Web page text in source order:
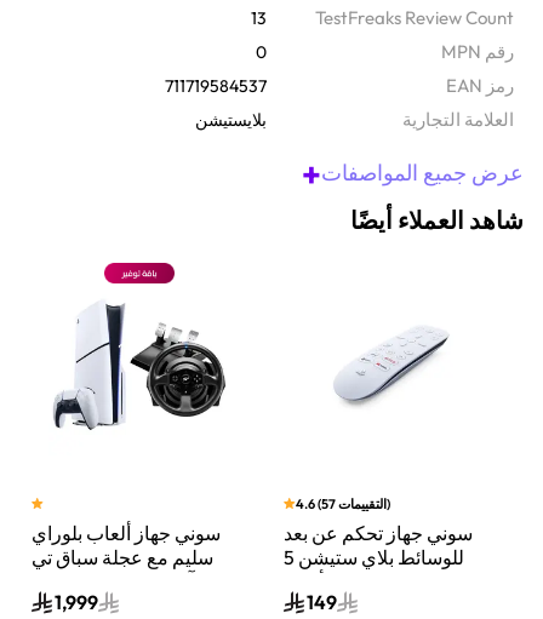
TestFreaks Review Count
13
رقم MPN 0
رمز EAN 711719584537
‫العلامة التجارية بلايستيشن
عرض جميع المواصفات+
شاهد العملاء أيضًا
سوني جهاز ألعاب بلوراي
سليم مع عجلة سباق تي
300 آر إس جي تي إيديشن
من ثراست ماستر لون
1,999
4.6(57التقييمات)
سوني جهاز تحكم عن بعد
للوسائط بلاي ستيشن 5
أبيض
149